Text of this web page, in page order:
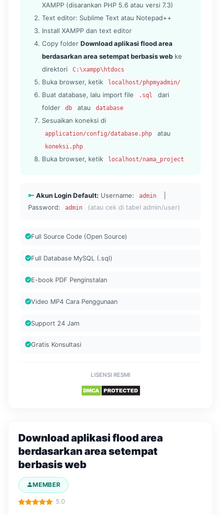
XAMPP (disarankan PHP 5.6 atau versi 7.3)
Text editor: Sublime Text atau Notepad++
Install XAMPP dan text editor
Copy folder Download aplikasi flood area
berdasarkan area setempat berbasis web ke
direktori
C:\xampp\htdocs
Buka browser, ketik localhost/phpmyadmin/
Buat database, lalu import file .sql
dari
folder
db atau database
Sesuaikan koneksi di
application/config/database.php atau
koneksi.php
Buka browser, ketik localhost/nama_project
Akun Login Default: Username: admin
Password:
admin (atau cek di tabel admin/user)
Full Source Code (Open Source)
Full Database MySQL (.sql)
E-book PDF Penginstalan
Video MP4 Cara Penggunaan
Support 24 Jam
Gratis Konsultasi
LISENSI RESMI
Download aplikasi flood area
berdasarkan area setempat
berbasis web
MEMBER
5.0